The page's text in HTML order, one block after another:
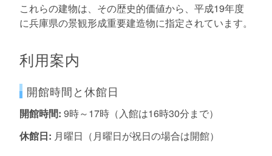
これらの建物は、その歴史的価値から、平成19年度
に兵庫県の景観形成重要建造物に指定されています。
利用案内
開館時間と休館日
開館時間: 9時～17時（入館は16時30分まで）
休館日: 月曜日（月曜日が祝日の場合は開館）